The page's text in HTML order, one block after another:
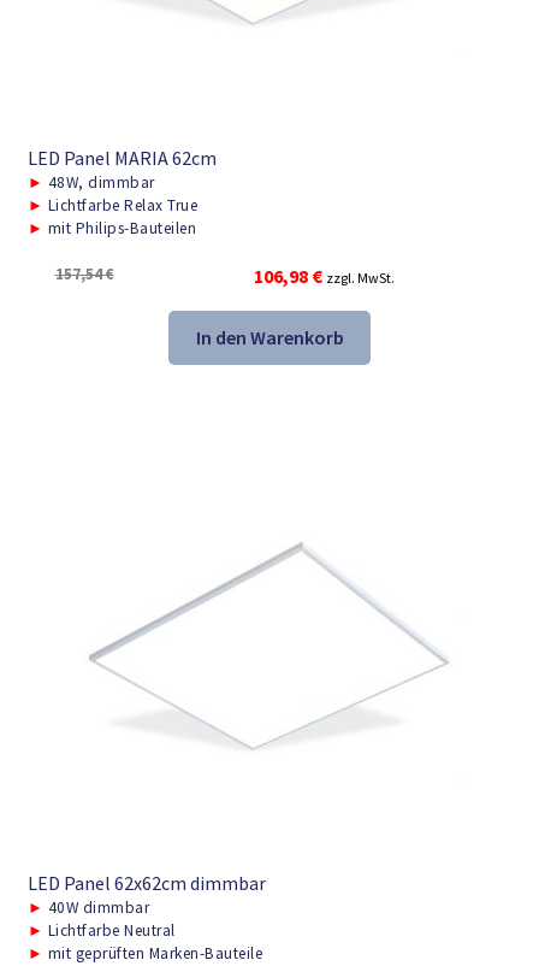
LED Panel MARIA 62cm
► 48W, dimmbar
► Lichtfarbe Relax True
► mit Philips-Bauteilen
157,54€
Ursprünglicher
Preis
war:
157,54 €
106,98 €Aktueller
Preis
ist:
106,98 €.
zzgl. MwSt.
In den Warenkorb
LED Panel 62x62cm dimmbar
► 40W dimmbar
► Lichtfarbe Neutral
► mit geprüften Marken-Bauteile